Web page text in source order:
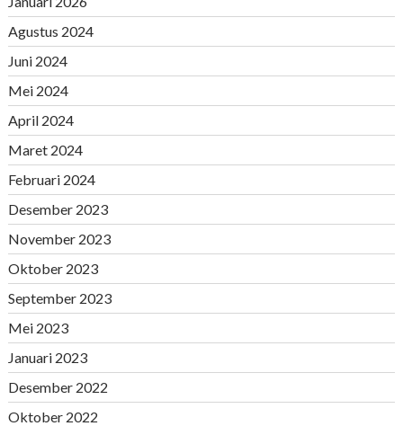
Agustus 2024
Juni 2024
Mei 2024
April 2024
Maret 2024
Februari 2024
Desember 2023
November 2023
Oktober 2023
September 2023
Mei 2023
Januari 2023
Desember 2022
Oktober 2022